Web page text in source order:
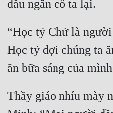
đầu ngăn cô ta lại.
“Học tỷ Chử là
Học tỷ đợi chúng ta
ăn bữa sáng của
Thầy giáo nhíu mày